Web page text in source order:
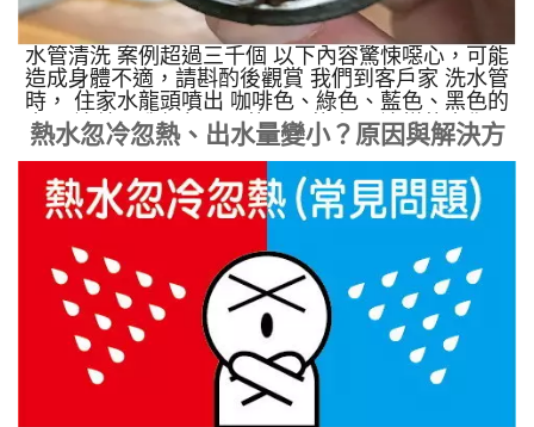
水管清洗 案例超過三千個 以下內容驚悚噁心，可能
造成身體不適，請斟酌後觀賞 我們到客戶家 洗水管
時， 住家水龍頭噴出 咖啡色、綠色、藍色、黑色的
水， 這就是我們每天用的、喝的水， 這樣的水你用
得安心嗎?
熱水忽冷忽熱、出水量變小？原因與解決方
案